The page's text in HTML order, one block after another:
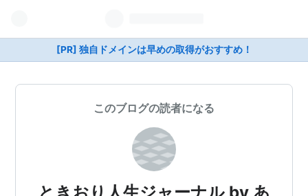
[PR] 独自ドメインは早めの取得がおすすめ！
このブログの読者になる